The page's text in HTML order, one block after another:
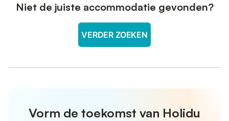
Niet de juiste accommodatie gevonden?
VERDER ZOEKEN
Vorm de toekomst van Holidu